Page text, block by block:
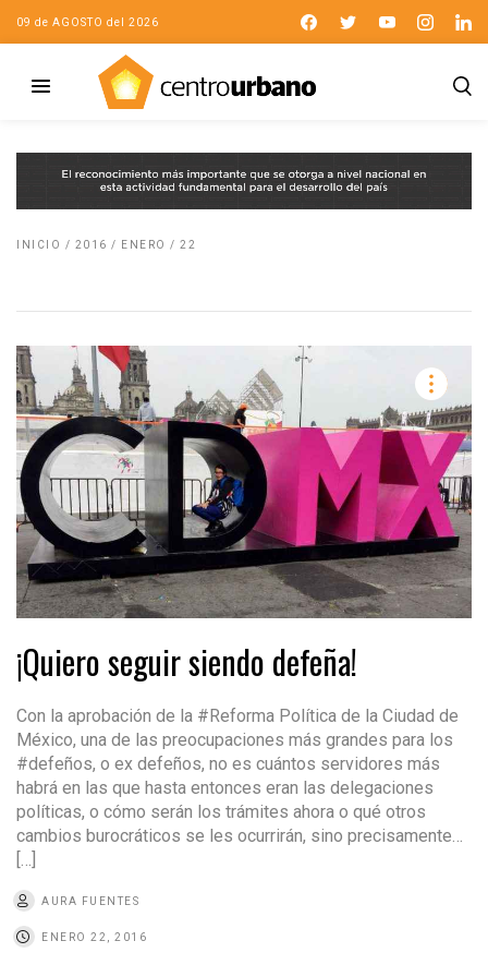
09 de AGOSTO del 2026
INICIO / 2016 / ENERO / 22
¡Quiero seguir siendo defeña!
Con la aprobación de la #Reforma Política de la Ciudad de
México, una de las preocupaciones más grandes para los
#defeños, o ex defeños, no es cuántos servidores más
habrá en las que hasta entonces eran las delegaciones
políticas, o cómo serán los trámites ahora o qué otros
cambios burocráticos se les ocurrirán, sino precisamente…
AURA FUENTES
ENERO 22, 2016